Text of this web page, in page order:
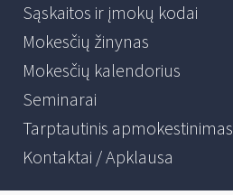
Sąskaitos ir įmokų kodai
Mokesčių žinynas
Mokesčių kalendorius
Seminarai
Tarptautinis apmokestinimas
Kontaktai / Apklausa